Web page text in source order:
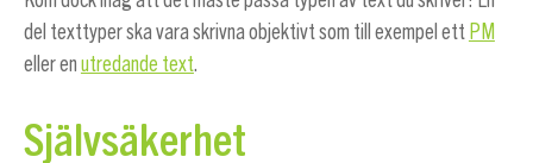
del texttyper ska vara skrivna objektivt som till exempel ett PM
eller en utredande text.
Självsäkerhet